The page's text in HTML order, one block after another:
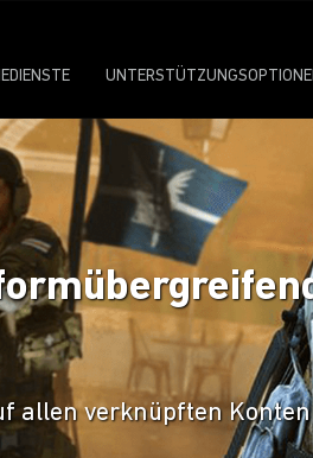
allen verknüpften